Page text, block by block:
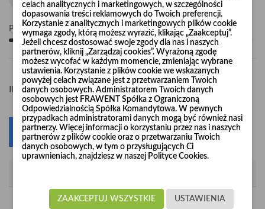
Pośpiesz się! Tylko 100sztuk w magazynie
Ilość - +
Dodaj do koszyka 0
Rura wykonana jest z certyfikowanej, wysokiej jakości blachy
celach analitycznych i marketingowych, w szczególności
dopasowania treści reklamowych do Twoich preferencji.
Korzystanie z analitycznych i marketingowych plików cookie
wymaga zgody, którą możesz wyrazić, klikając „Zaakceptuj”.
Jeżeli chcesz dostosować swoje zgody dla nas i naszych
partnerów, kliknij „Zarządzaj cookies”. Wyrażoną zgodę
możesz wycofać w każdym momencie, zmieniając wybrane
ustawienia. Korzystanie z plików cookie we wskazanych
powyżej celach związane jest z przetwarzaniem Twoich
danych osobowych. Administratorem Twoich danych
osobowych jest FRAWENT Spółka z Ograniczoną
Odpowiedzialnością Spółka Komandytowa. W pewnych
przypadkach administratorami danych mogą być również nasi
partnerzy. Więcej informacji o korzystaniu przez nas i naszych
partnerów z plików cookie oraz o przetwarzaniu Twoich
danych osobowych, w tym o przysługujących Ci
uprawnieniach, znajdziesz w naszej Polityce Cookies.
USTAWIENIA
ZAAKCEPTUJ WSZYSTKIE